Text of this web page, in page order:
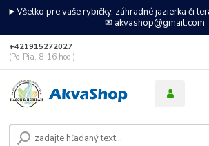
►Všetko pre vaše rybičky, záhradné jazierka či
✉ akvashop@gmail.com
+421915272027
(Po-Pia, 8-16 hod.)